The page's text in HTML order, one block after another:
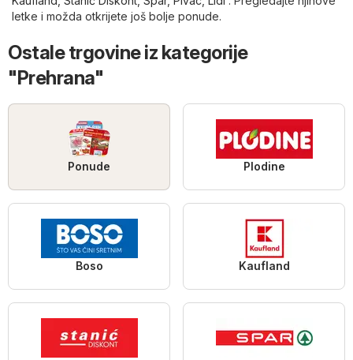
letke i možda otkrijete još bolje ponude.
Ostale trgovine iz kategorije
"Prehrana"
Ponude Plodine
Boso Kaufland